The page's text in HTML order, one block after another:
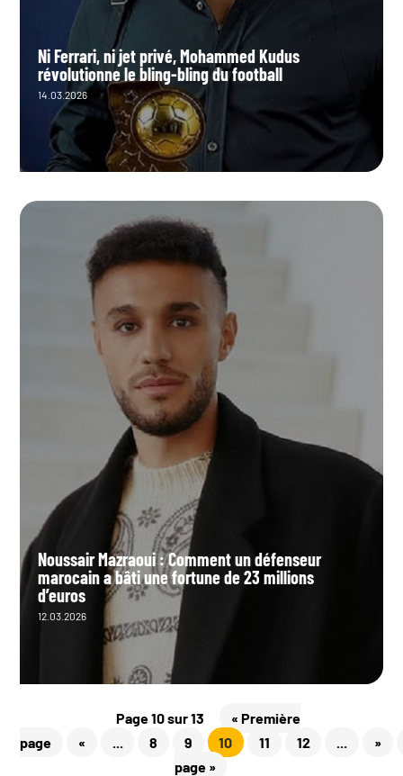
Ni Ferrari, ni jet privé, Mohammed Kudus
révolutionne le bling-bling du football
14.03.2026
Noussair Mazraoui : Comment un défenseur
marocain a bâti une fortune de 23 millions
d’euros
12.03.2026
Page 10 sur 13
« Première
page
« ... 8 9 10 11 12 ...
»
page »